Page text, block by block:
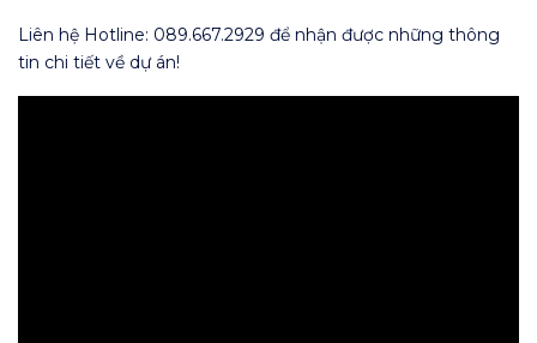
Liên hệ Hotline: 089.667.2929 để nhận được những thông
tin chi tiết về dự án!